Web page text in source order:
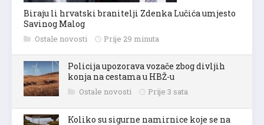
Biraju li hrvatski branitelji Zdenka Lučića umjesto
Savinog Malog
Ostale novosti Prije 29 minuta
Policija upozorava vozače zbog divljih
konja na cestama u HBŽ-u
Ostale novosti Prije 3 sata
Koliko su sigurne namirnice koje se na